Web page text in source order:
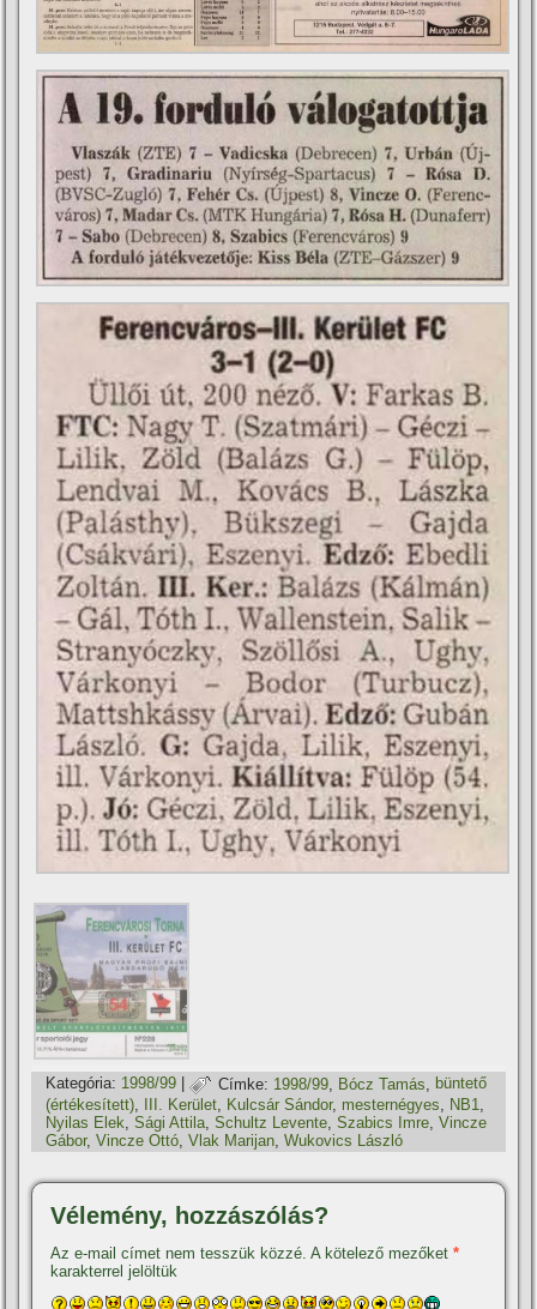
Kategória: 1998/99 | Címke: 1998/99 Bócz Tamás
büntető
(értékesí­tett)
III. Kerület Kulcsár Sándor, mesternégyes NB1
Nyilas Elek ,Sági Attila ,Schultz Levente ,Szabics Imre ,Vincze
Gábor,Vincze Ottó ,Vlak Marijan ,Wukovics László
Vélemény, hozzászólás?
Az e-mail címet nem tesszük közzé. A kötelező mezőket*
karakterrel jelöltük